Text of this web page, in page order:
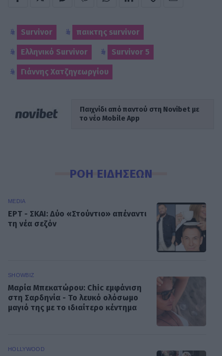
Survivor παικτης survivor
Ελληνικό Survivor Survivor 5
Γιάννης Χατζηγεωργίου
Παιχνίδι από παντού στη Novibet με
το νέο Mobile App
ΡΟΗ ΕΙΔΗΣΕΩΝ
MEDIA
ΕΡΤ - ΣΚΑΙ: Δύο «Στούντιο» απέναντι
τη νέα σεζόν
SHOWBIZ
Μαρία Μπεκατώρου: Chic εμφάνιση
στη Σαρδηνία - Το λευκό ολόσωμο
μαγιό της με το ιδιαίτερο κέντημα
HOLLYWOOD